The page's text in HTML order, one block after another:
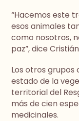
“Hacemos este
esos animales
como nosotros,
paz”, dice
Los otros grupos
estado de la
territorial del
más de cien
medicinales.